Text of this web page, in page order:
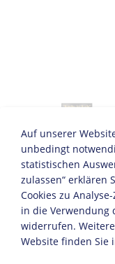
Chronik 1942
Auf unserer
unbedingt
statistischen
zulassen“ erklären
Cookies zu
in die Verwendung
widerrufen.
Website finden Sie